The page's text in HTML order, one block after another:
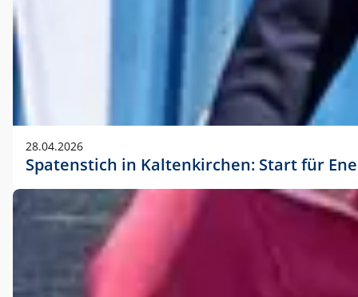
28.04.2026
Spatenstich in Kaltenkirchen: Start für